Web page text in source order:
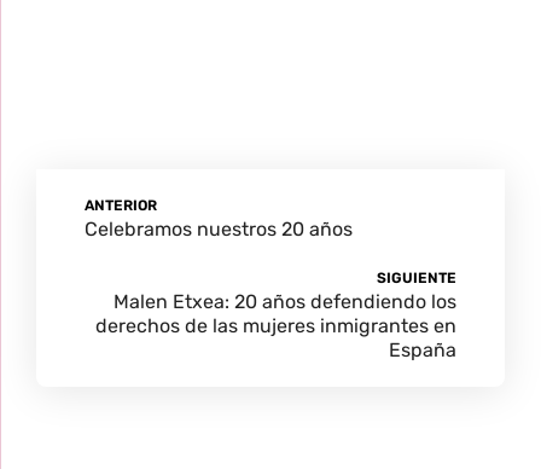
ANTERIOR
Celebramos nuestros 20 años
SIGUIENTE
Malen Etxea: 20 años defendiendo los
derechos de las mujeres inmigrantes en
España